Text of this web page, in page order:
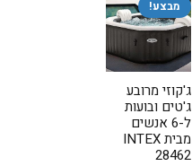
מבצע!
ג'קוזי מרובע
ג'טים ובועות
ל-6 אנשים
מבית INTEX
28462